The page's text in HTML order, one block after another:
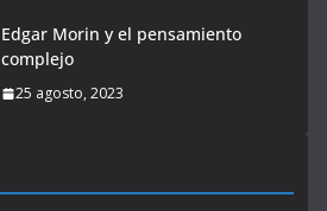
Edgar Morin y el pensamiento
complejo
25 agosto, 2023